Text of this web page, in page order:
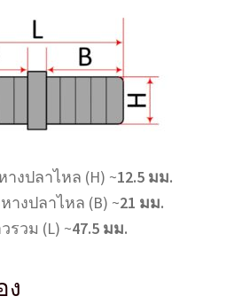
งปลาไหล (H) ~12.5 มม.
างปลาไหล (B) ~21 มม.
รวม (L) ~47.5 มม.
ง